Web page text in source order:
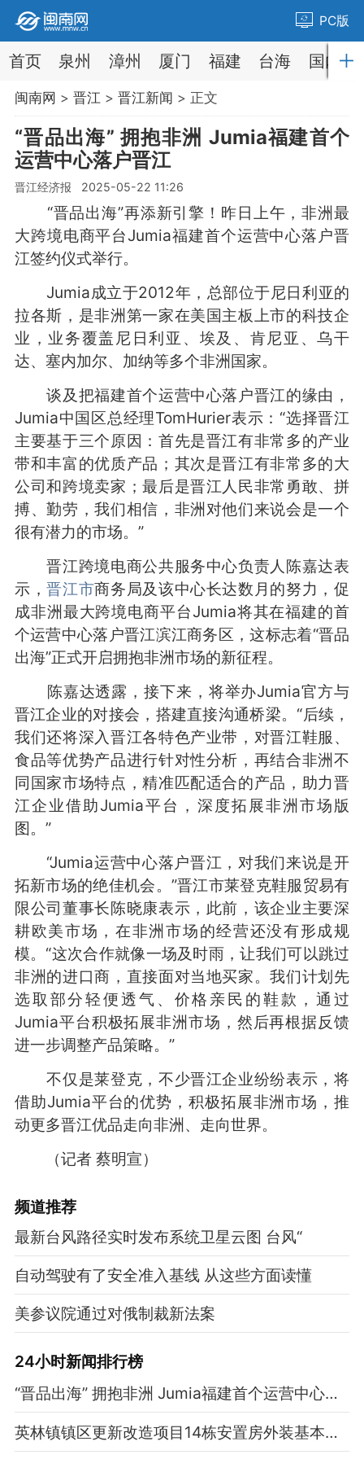
PC版
首页 泉州 漳州 厦门 福建 台海 国内
闽南网 > 晋江> 晋江新闻 > 正文
“晋品出海” 拥抱非洲 Jumia福建首个
运营中心落户晋江
晋江经济报 2025-05-22 11:26
“晋品出海”再添新引擎！昨日上午，非洲最
大跨境电商平台Jumia福建首个运营中心落户晋
江签约仪式举行。
Jumia成立于2012年，总部位于尼日利亚的
拉各斯，是非洲第一家在美国主板上市的科技企
业，业务覆盖尼日利亚、埃及、肯尼亚、乌干
达、塞内加尔、加纳等多个非洲国家。
谈及把福建首个运营中心落户晋江的缘由，
Jumia中国区总经理TomHurier表示：“选择晋江
主要基于三个原因：首先是晋江有非常多的产业
带和丰富的优质产品；其次是晋江有非常多的大
公司和跨境卖家；最后是晋江人民非常勇敢、拼
搏、勤劳，我们相信，非洲对他们来说会是一个
很有潜力的市场。”
晋江跨境电商公共服务中心负责人陈嘉达表
示，晋江市商务局及该中心长达数月的努力，促
成非洲最大跨境电商平台Jumia将其在福建的首
个运营中心落户晋江滨江商务区，这标志着“晋品
出海”正式开启拥抱非洲市场的新征程。
陈嘉达透露，接下来，将举办Jumia官方与
晋江企业的对接会，搭建直接沟通桥梁。“后续，
我们还将深入晋江各特色产业带，对晋江鞋服、
食品等优势产品进行针对性分析，再结合非洲不
同国家市场特点，精准匹配适合的产品，助力晋
江企业借助Jumia平台，深度拓展非洲市场版
图。”
“Jumia运营中心落户晋江，对我们来说是开
拓新市场的绝佳机会。”晋江市莱登克鞋服贸易有
限公司董事长陈晓康表示，此前，该企业主要深
耕欧美市场，在非洲市场的经营还没有形成规
模。“这次合作就像一场及时雨，让我们可以跳过
非洲的进口商，直接面对当地买家。我们计划先
选取部分轻便透气、价格亲民的鞋款，通过
Jumia平台积极拓展非洲市场，然后再根据反馈
进一步调整产品策略。”
不仅是莱登克，不少晋江企业纷纷表示，将
借助Jumia平台的优势，积极拓展非洲市场，推
动更多晋江优品走向非洲、走向世界。
（记者 蔡明宣）
频道推荐
最新台风路径实时发布系统卫星云图 台风“
自动驾驶有了安全准入基线 从这些方面读懂
美参议院通过对俄制裁新法案
24小时新闻排行榜
“晋品出海” 拥抱非洲 Jumia福建首个运营中心落户晋江
英林镇镇区更新改造项目14栋安置房外装基本落架